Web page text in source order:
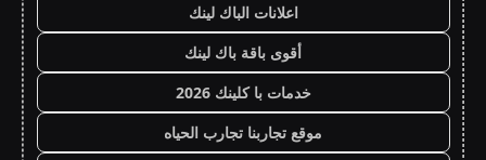
اعلانات الباك لينك
أقوى باقة باك لينك
خدمات با كلينك 2026
موقع تجاربنا تجارب الحياه